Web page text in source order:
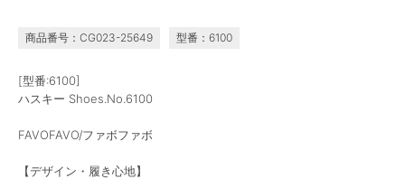
商品番号：CG023-25649 型番：6100
[型番:6100]
ハスキー Shoes.No.6100
FAVOFAVO/ファボファボ
【デザイン・履き心地】